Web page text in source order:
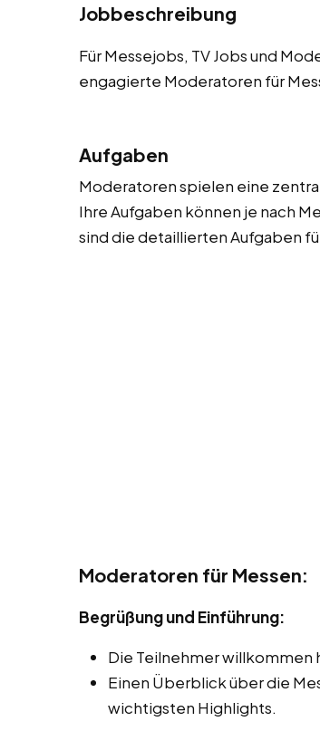
Jobbeschreibung
Für Messejobs, TV Jobs und
engagierte Moderatoren für
Aufgaben
Moderatoren spielen eine
Ihre Aufgaben können je nach
sind die detaillierten Aufgaben
Moderatoren für Messen:
Begrüßung und Einführung:
Die Teilnehmer willkommen
Einen Überblick über die
wichtigsten Highlights.